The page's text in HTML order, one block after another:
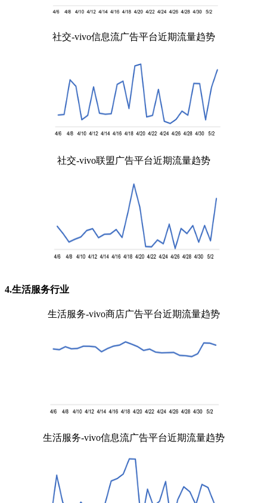
社交-vivo信息流广告平台近期流量趋势
社交-vivo联盟广告平台近期流量趋势
4.生活服务行业
生活服务-vivo商店广告平台近期流量趋势
生活服务-vivo信息流广告平台近期流量趋势